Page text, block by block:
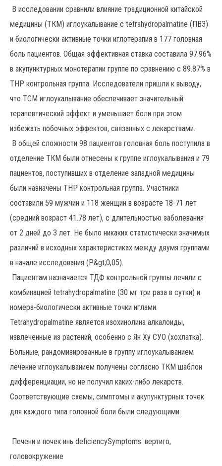
В исследовании сравнили влияние традиционной китайской
медицины (ТКМ) иглоукалывание с tetrahydropalmatine (ПВЗ)
и биологически активные точки иглотерапия в 177 головная
боль пациентов. Общая эффективная ставка составила 97.96%
в акупунктурных монотерапии группе по сравнению с 89.87% в
ТНР контрольная группа. Исследователи пришли к выводу,
что TCM иглоукалывание обеспечивает значительный
терапевтический эффект и уменьшает боли при этом
избежать побочных эффектов, связанных с лекарствами.
В общей сложности 98 пациентов головная боль поступила в
отделение ТКМ были отнесены к группе иглоукалывания и 79
пациентов, поступивших в отделение западной медицины
были назначены ТНР контрольная группа. Участники
составили 59 мужчин и 118 женщин в возрасте 18-71 лет
(средний возраст 41.78 лет), с длительностью заболевания
от 2 дней до 3 лет. Не было никаких статистически значимых
различий в исходных характеристиках между двумя группами
в начале исследования (Р&gt;0,05).
Пациентам назначается ТДФ контрольной группы лечили с
комбинацией tetrahydropalmatine (30 мг три раза в сутки) и
номера-биологически активные точки иглами.
Tetrahydropalmatine является изохинолина алкалоиды,
извлеченные из растений, особенно с Ян Ху СУО (хохлатка).
Больные, рандомизированные в группу иглоукалыванием
лечение иглоукалыванием получены согласно ТКМ шаблон
дифференциации, но не получил каких-либо лекарств.
Соответствующие схемы, симптомы и акупунктурных точек
для каждого типа головной боли были следующими:
Печени и почек инь deficiencySymptoms: вертиго,
головокружение